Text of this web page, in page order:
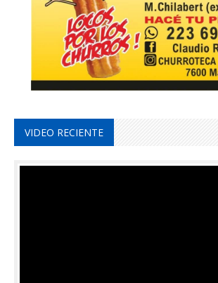
VIDEO RECIENTE